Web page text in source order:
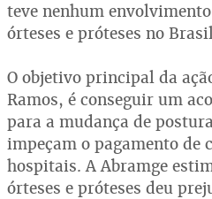
teve nenhum
órteses e próteses no
O objetivo principal da
Ramos, é conseguir um
para a mudança de
impeçam o pagamento de
hospitais. A Abramge
órteses e próteses deu